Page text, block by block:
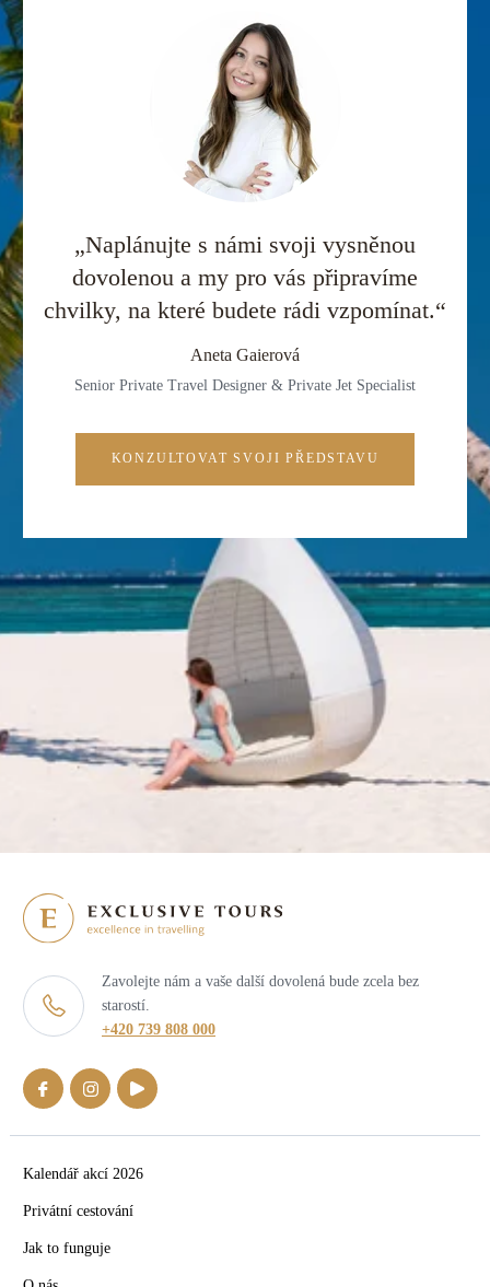
„Naplánujte s námi svoji vysněnou
dovolenou a my pro vás připravíme
chvilky, na které budete rádi vzpomínat.“
Aneta Gaierová
Senior Private Travel Designer & Private Jet Specialist
KONZULTOVAT SVOJI PŘEDSTAVU
Zavolejte nám a vaše další dovolená bude zcela bez
starostí.
+420 739 808 000
Kalendář akcí 2026
Privátní cestování
Jak to funguje